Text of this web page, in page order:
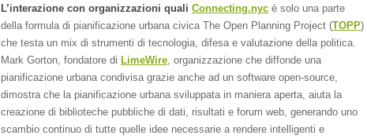
L’interazione con organizzazioni quali Connecting.nyc è solo una parte
della formula di pianificazione urbana civica The Open Planning Project (TOPP)
che testa un mix di strumenti di tecnologia, difesa e valutazione della politica.
Mark Gorton, fondatore di LimeWire , organizzazione che diffonde una
pianificazione urbana condivisa grazie anche ad un software open-source,
dimostra che la pianificazione urbana sviluppata in maniera aperta, aiuta la
creazione di biblioteche pubbliche di dati, risultati e forum web, generando uno
scambio continuo di tutte quelle idee necessarie a rendere intelligenti e